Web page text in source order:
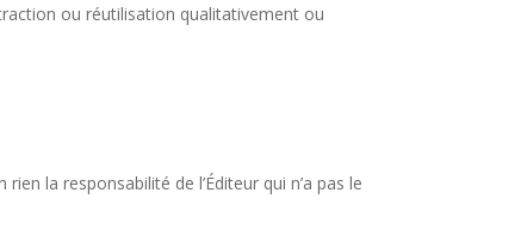
ou réutilisation qualitativement ou
la responsabilité de l’Éditeur qui n’a pas le